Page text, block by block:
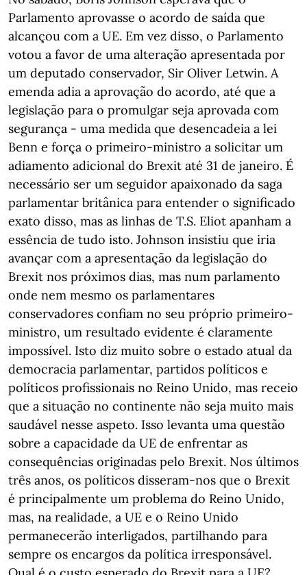
Parlamento aprovasse o acordo de saída que
alcançou com a UE. Em vez disso, o Parlamento
votou a favor de uma alteração apresentada por
um deputado conservador, Sir Oliver Letwin. A
emenda adia a aprovação do acordo, até que a
legislação para o promulgar seja aprovada com
segurança - uma medida que desencadeia a lei
Benn e força o primeiro-ministro a solicitar um
adiamento adicional do Brexit até 31 de janeiro. É
necessário ser um seguidor apaixonado da saga
parlamentar britânica para entender o significado
exato disso, mas as linhas de T.S. Eliot apanham a
essência de tudo isto. Johnson insistiu que iria
avançar com a apresentação da legislação do
Brexit nos próximos dias, mas num parlamento
onde nem mesmo os parlamentares
conservadores confiam no seu próprio primeiro-
ministro, um resultado evidente é claramente
impossível. Isto diz muito sobre o estado atual da
democracia parlamentar, partidos políticos e
políticos profissionais no Reino Unido, mas receio
que a situação no continente não seja muito mais
saudável nesse aspeto. Isso levanta uma questão
sobre a capacidade da UE de enfrentar as
consequências originadas pelo Brexit. Nos últimos
três anos, os políticos disseram-nos que o Brexit
é principalmente um problema do Reino Unido,
mas, na realidade, a UE e o Reino Unido
permanecerão interligados, partilhando para
sempre os encargos da política irresponsável.